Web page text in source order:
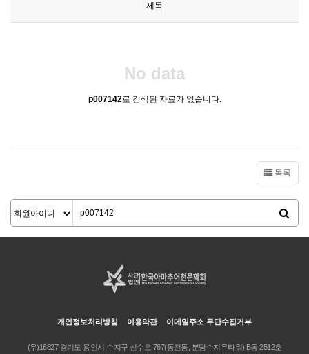
제목
No data
p007142로 검색된 자료가 없습니다.
목록
개인정보처리방침 이용약관 이메일주소 무단수집거부
(우)16827 경기도 용인시 수지구 신수로 767(동천동, 분당수지유타워) B동 2512호